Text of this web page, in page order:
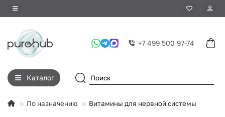
+7 499 500 97-74
Каталог
По назначению Витамины для нервной системы